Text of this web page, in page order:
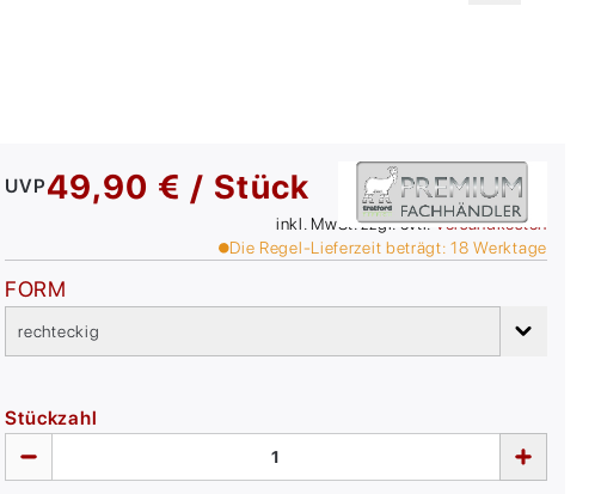
UVP49,90 € / Stück
inkl. MwSt. zzgl. evtl. Versandkosten
Die Regel-Lieferzeit beträgt:18 Werktage
FORM
rechteckig
Stückzahl